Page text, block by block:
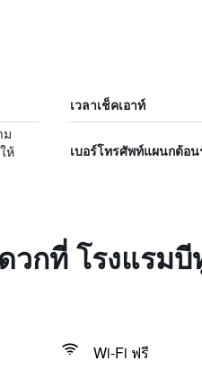
เวลาเช็คเอาท์
ม
ห้
เบอร์โทรศัพท์แผนกต้อน
วกที่ โรงแรม
Wi-Fi ฟรี